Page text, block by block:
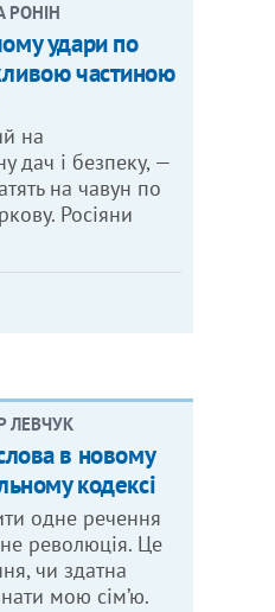
РОНІН
удари по
частиною
на
дач і безпеку, —
на чавун по
Росіяни
ЛЕВЧУК
в новому
кодексі
одне речення
революція. Це
чи здатна
мою сім’ю.